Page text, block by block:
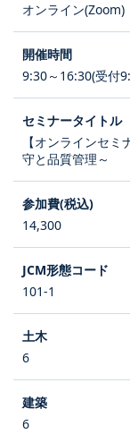
オンライン(Zoom)
9:30～16:30(受付
【オンラインセ
守と品質管理～
14,300
101-1
6
6